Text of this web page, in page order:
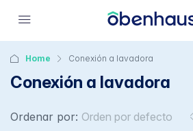
Home Conexión a lavadora
Conexión a lavadora
Ordenar por: Orden por defecto